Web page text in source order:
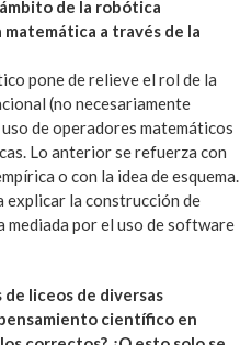
de la robótica
a través de la
pone de relieve el rol de la
(no necesariamente
de operadores matemáticos
Lo anterior se refuerza con
o con la idea de esquema.
explicar la construcción de
mediada por el uso de software
liceos de diversas
científico en